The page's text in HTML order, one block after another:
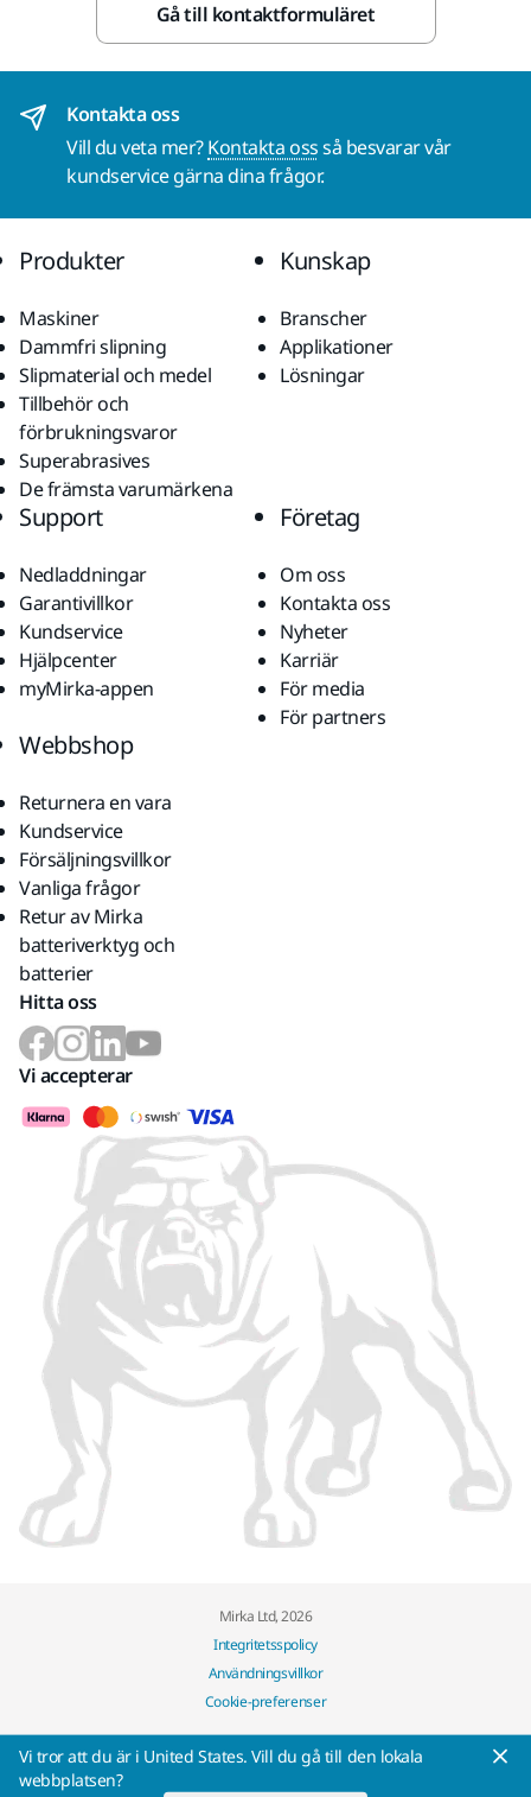
Gå till kontaktformuläret
Kontakta oss
Vill du veta mer?Kontakta ossså besvarar vår
kundservice gärna dina frågor.
Produkter
Maskiner
Dammfri slipning
Slipmaterial och medel
Tillbehör och
förbrukningsvaror
Superabrasives
De främsta varumärkena
Kunskap
Branscher
Applikationer
Lösningar
Support
Nedladdningar
Garantivillkor
Kundservice
Hjälpcenter
myMirka-appen
Företag
Om oss
Kontakta oss
Nyheter
Karriär
För media
För partners
Webbshop
Returnera en vara
Kundservice
Försäljningsvillkor
Vanliga frågor
Retur av Mirka
batteriverktyg och
batterier
Hitta oss
Vi accepterar
Mirka Ltd, 2026
Integritetsspolicy
Användningsvillkor
Cookie-preferenser
Vi tror att du är i United States. Vill du gå till den lokala
webbplatsen?